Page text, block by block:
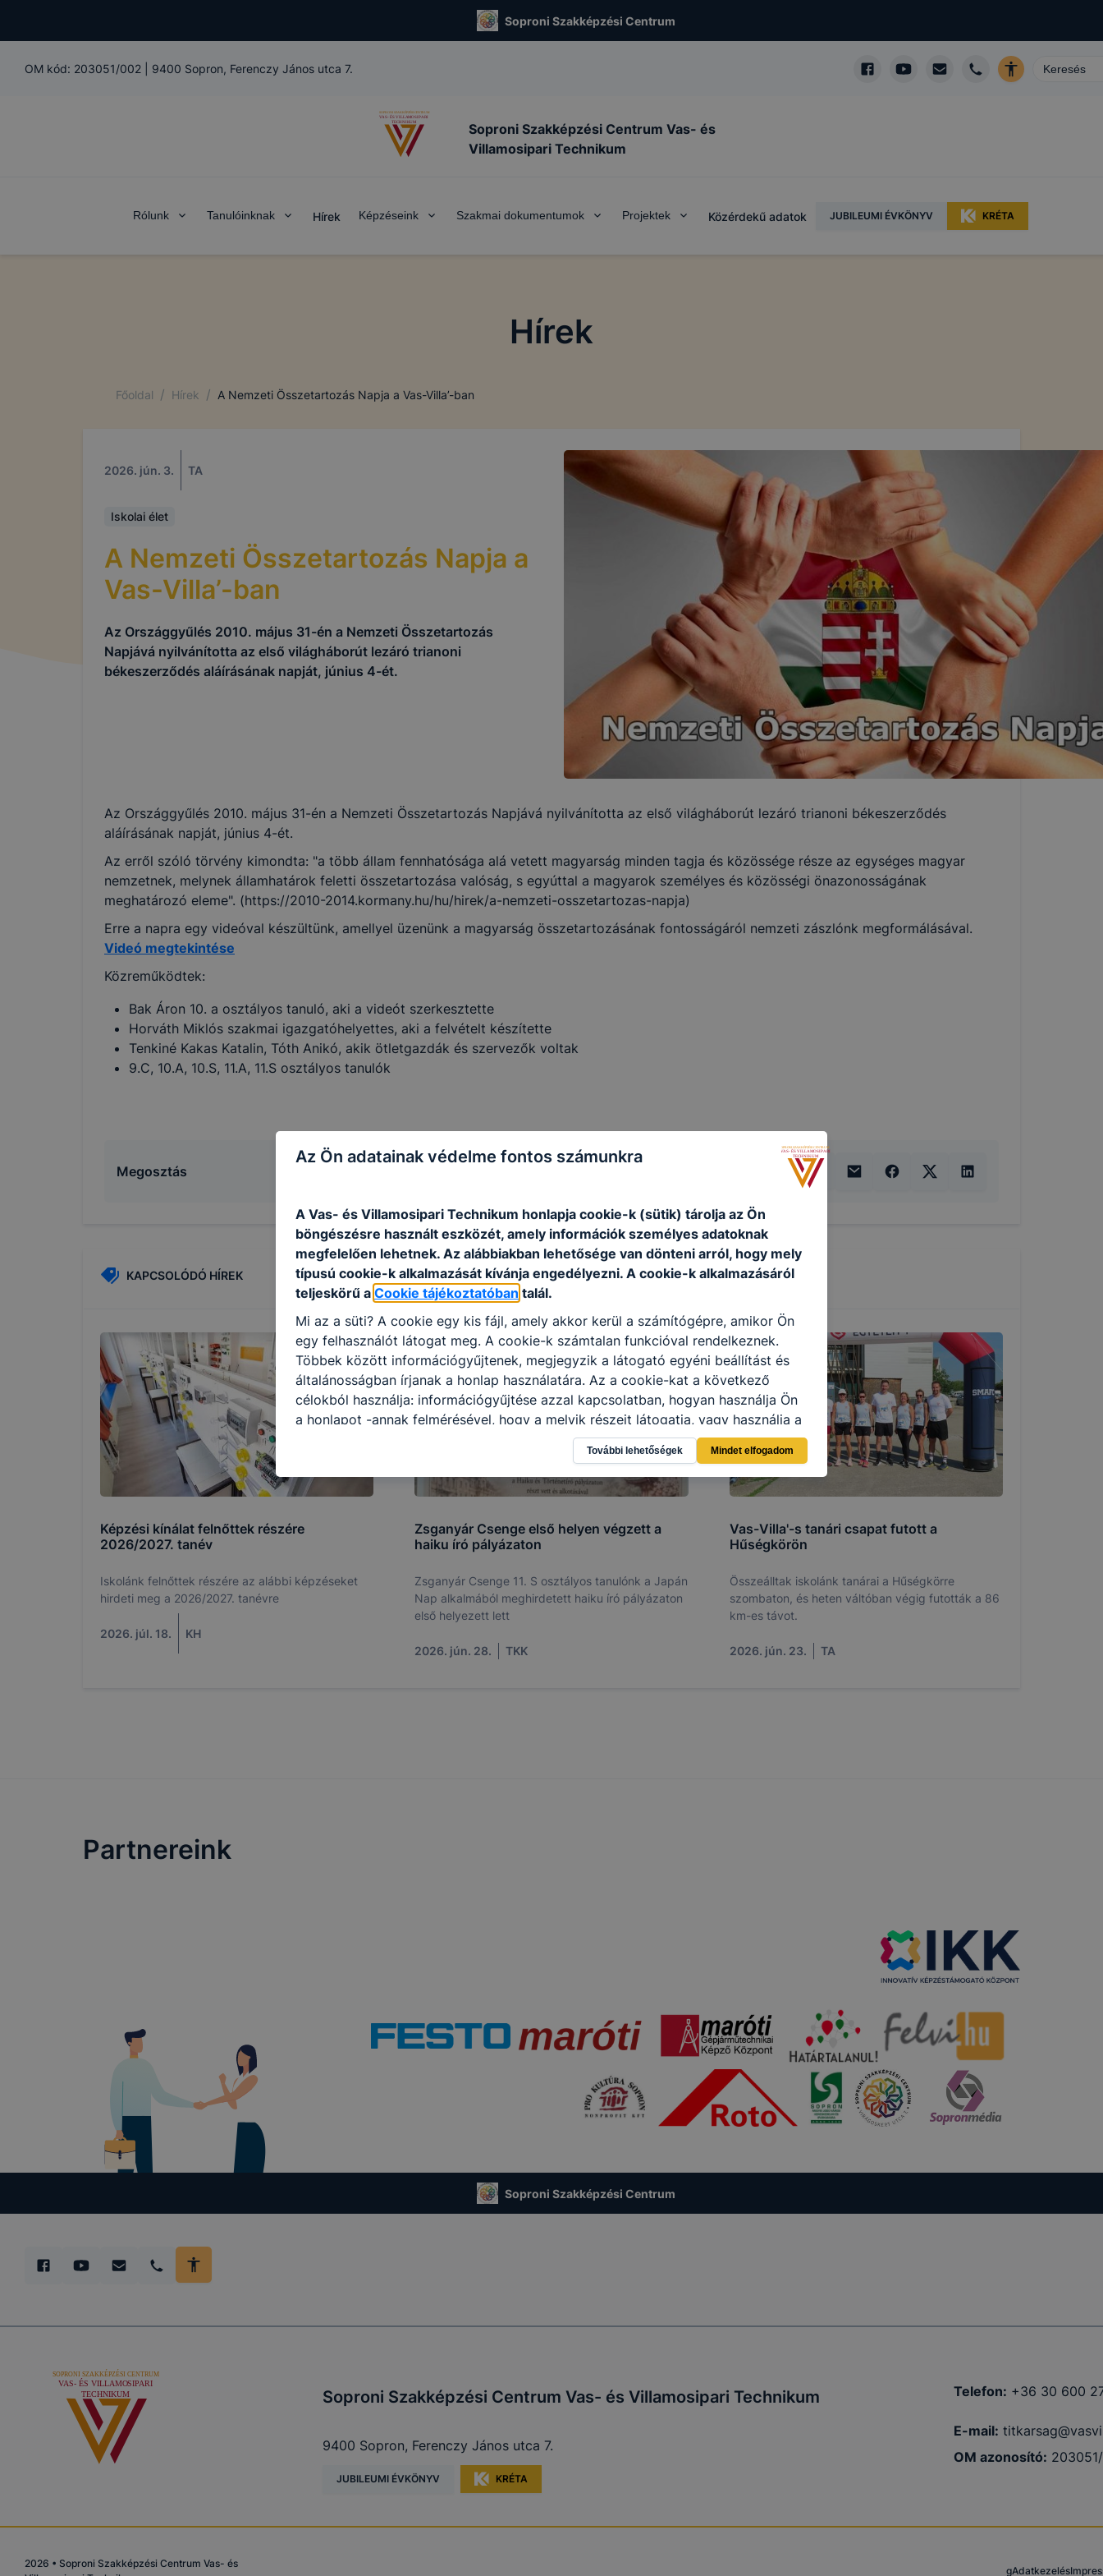
Soproni Szakképzési Centrum
OM kód: 203051/002 9400 Sopron, Ferenczy János utca 7.
Soproni Szakképzési Centrum Vas- és
Villamosipari Technikum
Rólunk Tanulóinknak Hírek Képzéseink Szakmai dokumentumok Projektek Közérdekű adatok JUBILEUMI ÉVKÖNYV KRÉTA
Hírek
Főoldal / Hírek / A Nemzeti Összetartozás Napja a Vas-Villa’-ban
2026. jún. 3. TA
Iskolai élet
A Nemzeti Összetartozás Napja a
Vas-Villa’-ban
Az Országgyűlés 2010. május 31-én a Nemzeti Összetartozás
Napjává nyilvánította az első világháborút lezáró trianoni
békeszerződés aláírásának napját, június 4-ét.
Az Országgyűlés 2010. május 31-én a Nemzeti Összetartozás Napjává nyilvánította az első világháborút lezáró trianoni békeszerződés
aláírásának napját, június 4-ét.
Az erről szóló törvény kimondta: "a több állam fennhatósága alá vetett magyarság minden tagja és közössége része az egységes magyar
nemzetnek, melynek államhatárok feletti összetartozása valóság, s egyúttal a magyarok személyes és közösségi önazonosságának
meghatározó eleme". (https://2010-2014.kormany.hu/hu/hirek/a-nemzeti-osszetartozas-napja)
Erre a napra egy videóval készültünk, amellyel üzenünk a magyarság összetartozásának fontosságáról nemzeti zászlónk megformálásával.
Videó megtekintése
Közreműködtek:
Bak Áron 10. a osztályos tanuló, aki a videót szerkesztette
Horváth Miklós szakmai igazgatóhelyettes, aki a felvételt készítette
Tenkiné Kakas Katalin, Tóth Anikó, akik ötletgazdák és szervezők voltak
9.C, 10.A, 10.S, 11.A, 11.S osztályos tanulók
Megosztás
KAPCSOLÓDÓ HÍREK
Képzési kínálat felnőttek részére
2026/2027. tanév
Iskolánk felnőttek részére az alábbi képzéseket
hirdeti meg a 2026/2027. tanévre
2026. júl. 18. KH
Zsganyár Csenge első helyen végzett a
haiku író pályázaton
Zsganyár Csenge 11. S osztályos tanulónk a Japán
Nap alkalmából meghirdetett haiku író pályázaton
első helyezett lett
2026. jún. 28. TKK
Vas-Villa'-s tanári csapat futott a
Hűségkörön
Összeálltak iskolánk tanárai a Hűségkörre
szombaton, és heten váltóban végig futották a 86
km-es távot.
2026. jún. 23. TA
Partnereink
Soproni Szakképzési Centrum
Soproni Szakképzési Centrum Vas- és Villamosipari Technikum
9400 Sopron, Ferenczy János utca 7.
JUBILEUMI ÉVKÖNYV KRÉTA
Telefon: +36 30 600
E-mail:
OM azonosító:
2026 • Soproni Szakképzési Centrum Vas- és
gAdatkezelés
Az Ön adatainak védelme fontos számunkra
A Vas- és Villamosipari Technikum honlapja cookie-k (sütik) tárolja az Ön
böngészésre használt eszközét, amely információk személyes adatoknak
megfelelően lehetnek. Az alábbiakban lehetősége van dönteni arról, hogy mely
típusú cookie-k alkalmazását kívánja engedélyezni. A cookie-k alkalmazásáról
teljeskörű a Cookie tájékoztatóban talál.
Mi az a süti? A cookie egy kis fájl, amely akkor kerül a számítógépre, amikor Ön
egy felhasználót látogat meg. A cookie-k számtalan funkcióval rendelkeznek.
Többek között információgyűjtenek, megjegyzik a látogató egyéni beállítást és
általánosságban írjanak a honlap használatára. Az a cookie-kat a következő
célokból használja: információgyűjtése azzal kapcsolatban, hogyan használja Ön
a honlapot -annak felmérésével, hogy a melyik részeit látogatja, vagy használja a
legjobban, így megtudhatjuk, hogyan biztosítjuk Önnek még jobb felhasználói
élményt, ha ismét meglátogatja oldalunkat, honlap fejlesztése.Hogyan
ellenőrizheti és hogyan tudja kikapcsolni a cookie-kat?Minden modern böngésző
engedélyezi a cookie-k beállításának megváltoztatását.A legtöbb beállításként
a cookie-k célja honlapunk használhatóságának és folyamatainak megállapítása
vagy lehetséges tétele, a cookie-k alkalmazásának visszaélése vagy törlése által
előfordulhat, hogy felhasználóink ​​nem lehetséges honlapunk használatának
funkcióinak teljes körű kiterjedése, vagy a honlap a tervezettől eltérően fog
működni böngészőjében .
További lehetőségek Mindet elfogadom